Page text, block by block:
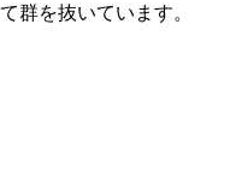
群を抜いています。